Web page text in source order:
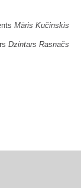
Māris Kučinskis
Dzintars Rasnačs